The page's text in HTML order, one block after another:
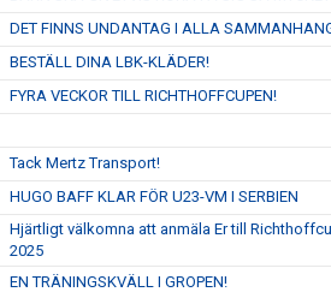
DET FINNS UNDANTAG I ALLA
BESTÄLL DINA LBK-KLÄDER!
FYRA VECKOR TILL RICHTHOFFCUPEN!
Tack Mertz Transport!
HUGO BAFF KLAR FÖR U23-VM I SERBIEN
Hjärtligt välkomna att anmäla Er till
2025
EN TRÄNINGSKVÄLL I GROPEN!